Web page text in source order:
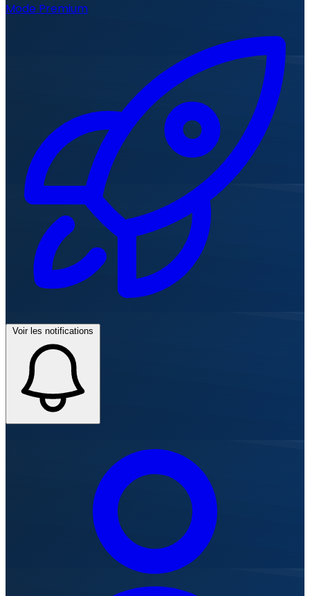
Mode Premium
Voir les notifications